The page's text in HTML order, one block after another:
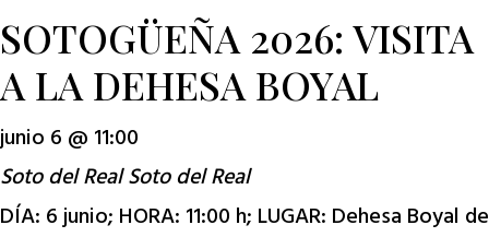
SOTOGÜEÑA 2026: VISITA
A LA DEHESA BOYAL
junio 6 @ 11:00
Soto del RealSoto del Real
DÍA: 6 junio; HORA: 11:00 h; LUGAR: Dehesa Boyal de